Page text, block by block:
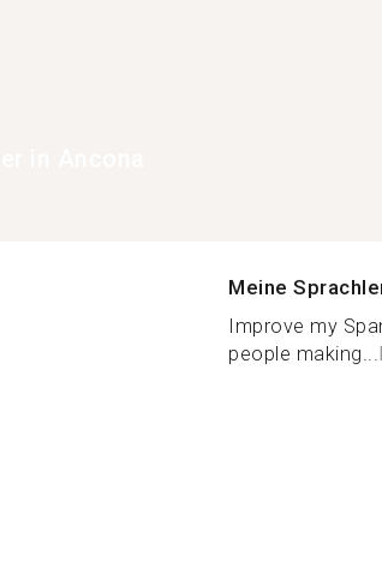
Meine
Improve my
people making...